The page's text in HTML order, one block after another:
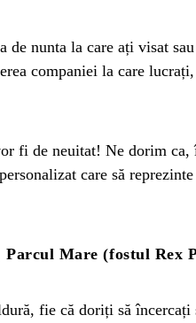
de nunta la care ați visat
companiei la care
fi de neuitat! Ne dorim ca,
care să
Parcul Mare (fostul Rex
fie că doriți să